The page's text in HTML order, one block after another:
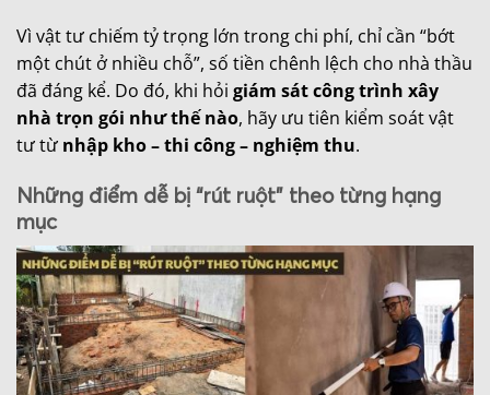
Vì vật tư chiếm tỷ trọng lớn trong chi phí, chỉ cần “bớt
một chút ở nhiều chỗ”, số tiền chênh lệch cho nhà thầu
đã đáng kể. Do đó, khi hỏi giám sát công trình xây
nhà trọn gói như thế nào, hãy ưu tiên kiểm soát vật
tư từ nhập kho – thi công – nghiệm thu.
Những điểm dễ bị “rút ruột” theo từng hạng
mục